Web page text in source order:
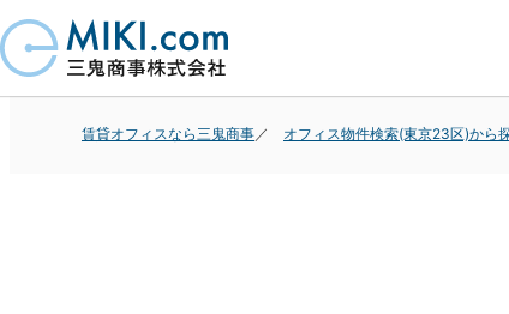
賃貸オフィスなら三鬼商事 オフィス物件検索(東京23区)から